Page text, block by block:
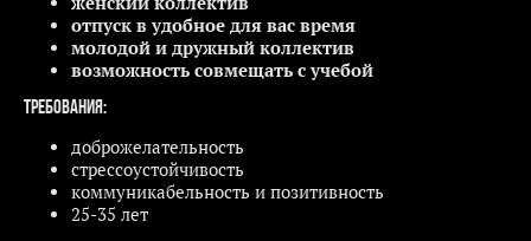
отпуск в удобное для вас время
молодой и дружный коллектив
возможность совмещать с учебой
Требования:
доброжелательность
стрессоустойчивость
коммуникабельность и позитивность
25-35 лет